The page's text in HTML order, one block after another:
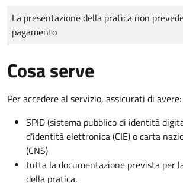
Tipo di pagamento
Importo
La presentazione della pratica non
pagamento
Cosa serve
Per accedere al servizio, assicurati di avere:
SPID (sistema pubblico di identità
d’identità elettronica (CIE) o carta
(CNS)
tutta la documentazione prevista per
della pratica.